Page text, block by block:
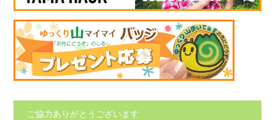
ご協力ありがとうございます